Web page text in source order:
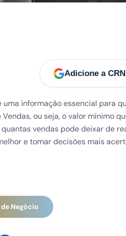
Adicione a
uma informação essencial para
ou seja, o valor mínimo
vendas pode deixar de
e tomar decisões mais
Negócio